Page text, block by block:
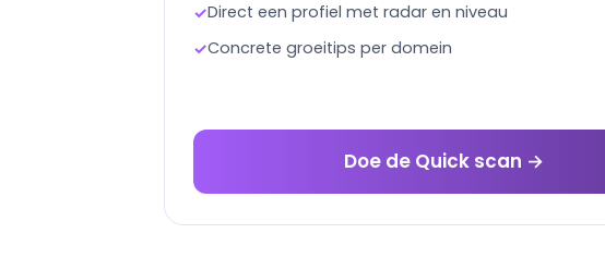
✓Direct een profiel met radar en niveau
✓Concrete groeitips per domein
Doe de Quick scan →